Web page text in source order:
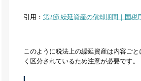
引用： 第2節 繰延資産の償却期間｜国税
このように税法上の繰延資産は内容ご
く区分されているため注意が必要です。